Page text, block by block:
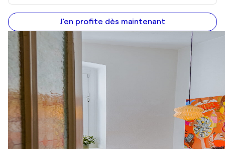
J'en profite dès maintenant